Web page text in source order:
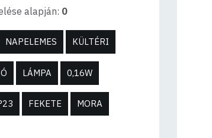
alapján: 0
NAPELEMES KÜLTÉRI
LÁMPA 0,16W
FEKETE MORA